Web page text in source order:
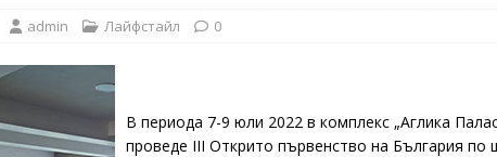
admin Лайфстайл 0
В периода 7-9 юли 2022 в комплекс „Аглика
проведе III Открито първенство на България по